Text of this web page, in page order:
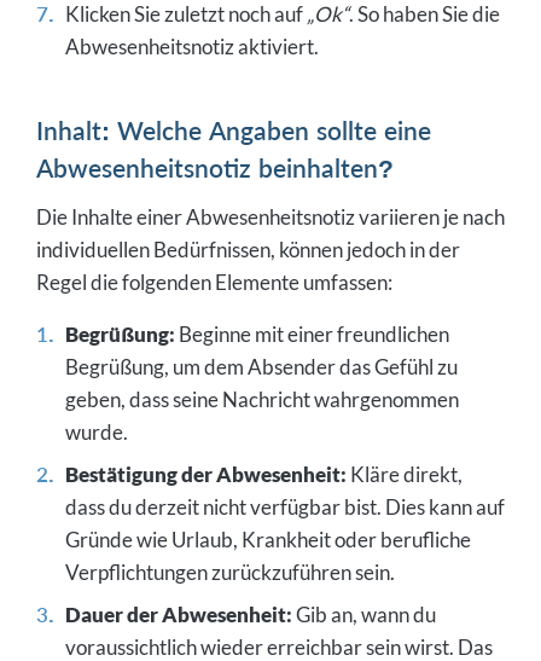
Klicken Sie zuletzt noch auf„Ok“. So haben Sie die
Abwesenheitsnotiz aktiviert.
Inhalt: Welche Angaben sollte eine
Abwesenheitsnotiz beinhalten?
Die Inhalte einer Abwesenheitsnotiz variieren je nach
individuellen Bedürfnissen, können jedoch in der
Regel die folgenden Elemente umfassen:
Begrüßung: Beginne mit einer freundlichen
Begrüßung, um dem Absender das Gefühl zu
geben, dass seine Nachricht wahrgenommen
wurde.
Bestätigung der Abwesenheit: Kläre direkt,
dass du derzeit nicht verfügbar bist. Dies kann auf
Gründe wie Urlaub, Krankheit oder berufliche
Verpflichtungen zurückzuführen sein.
Dauer der Abwesenheit:Gib an, wann du
voraussichtlich wieder erreichbar sein wirst. Das